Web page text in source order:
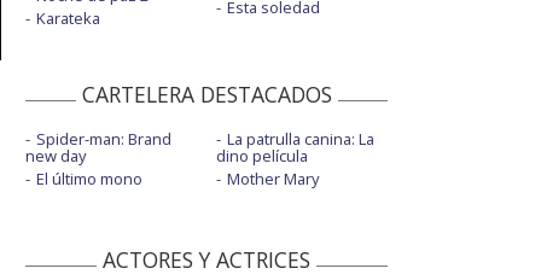
Karateka
Esta soledad
CARTELERA DESTACADOS
Spider-man: Brand
new day
El último mono
La patrulla canina: La
dino película
Mother Mary
ACTORES Y ACTRICES